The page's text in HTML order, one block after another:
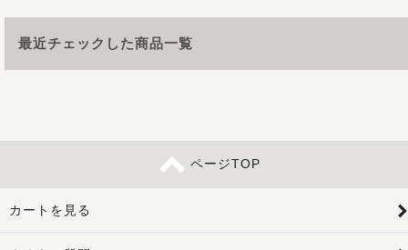
最近チェックした商品一覧
ページTOP
カートを見る